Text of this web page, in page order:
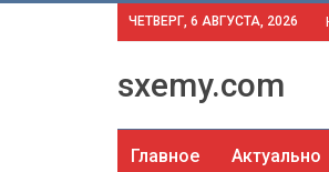
ЧЕТВЕРГ, 6 АВГУСТА, 2026
sxemy.com
Главное Актуально